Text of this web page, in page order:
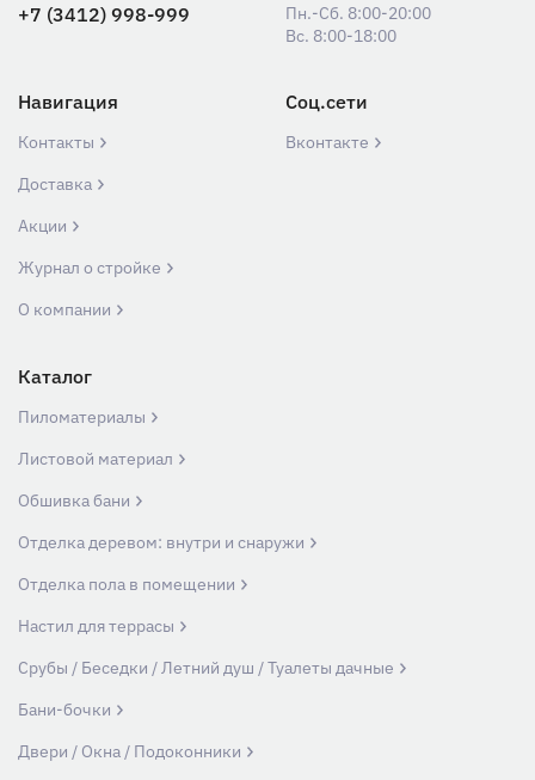
+7 (3412) 998-999
Пн.-Сб. 8:00-20:00
Вс. 8:00-18:00
Навигация
Контакты
Доставка
Акции
Журнал о стройке
О компании
Соц.сети
Вконтакте
Каталог
Пиломатериалы
Листовой материал
Обшивка бани
Отделка деревом: внутри и снаружи
Отделка пола в помещении
Настил для террасы
Срубы / Беседки / Летний душ / Туалеты дачные
Бани-бочки
Двери / Окна / Подоконники